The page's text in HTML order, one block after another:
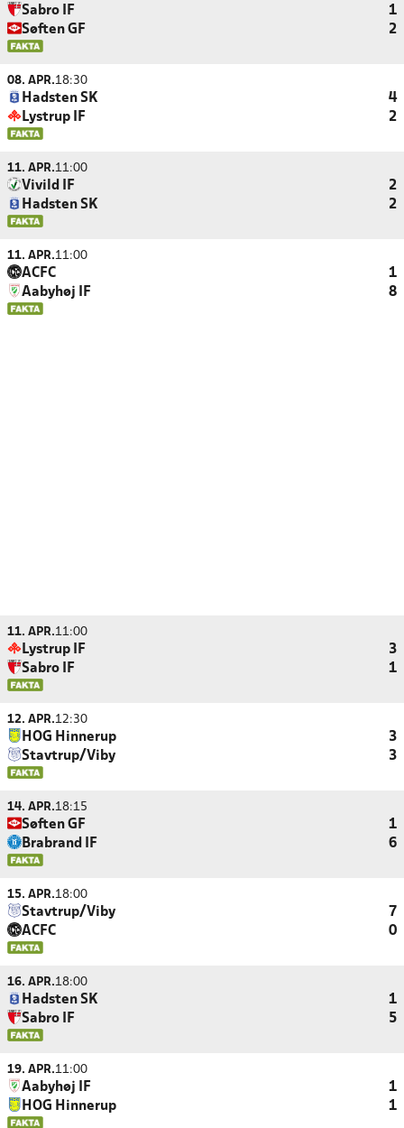
Sabro IF
1
Søften GF
2
08. APR.18:30
Hadsten SK
4
Lystrup IF
2
11. APR.11:00
Vivild IF
2
Hadsten SK
2
11. APR.11:00
ACFC
1
Aabyhøj IF
8
11. APR.11:00
Lystrup IF
3
Sabro IF
1
12. APR.12:30
HOG Hinnerup
3
Stavtrup/Viby
3
14. APR.18:15
Søften GF
1
Brabrand IF
6
15. APR.18:00
Stavtrup/Viby
7
ACFC
0
16. APR.18:00
Hadsten SK
1
Sabro IF
5
19. APR.11:00
Aabyhøj IF
1
HOG Hinnerup
1